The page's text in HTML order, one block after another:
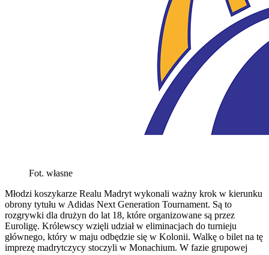
Fot. własne
Młodzi koszykarze Realu Madryt wykonali ważny krok w kierunku
obrony tytułu w Adidas Next Generation Tournament. Są to
rozgrywki dla drużyn do lat 18, które organizowane są przez
Euroligę. Królewscy wzięli udział w eliminacjach do turnieju
głównego, który w maju odbędzie się w Kolonii. Walkę o bilet na tę
imprezę madrytczycy stoczyli w Monachium. W fazie grupowej